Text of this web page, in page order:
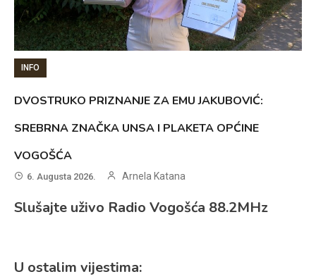
INFO
DVOSTRUKO PRIZNANJE ZA EMU JAKUBOVIĆ:
SREBRNA ZNAČKA UNSA I PLAKETA OPĆINE
VOGOŠĆA
6. Augusta 2026. Arnela Katana
Slušajte uživo Radio Vogošća 88.2MHz
U ostalim vijestima: